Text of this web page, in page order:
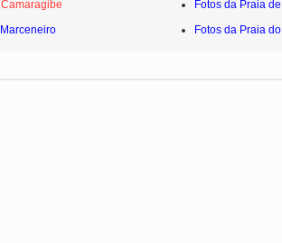
Fotos da Praia
Fotos da Praia